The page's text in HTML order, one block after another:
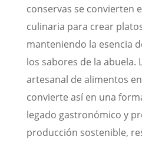
conservas se convierten
culinaria para crear
manteniendo la esencia
los sabores de la abuela.
artesanal de alimentos
convierte así en una
legado gastronómico y
producción sostenible,